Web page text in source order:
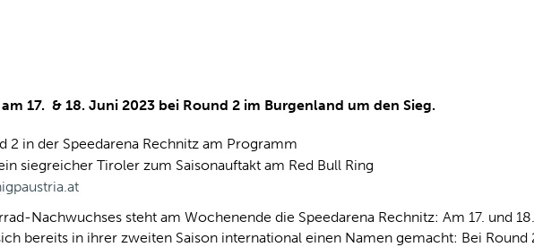
17. & 18. Juni 2023 bei Round 2 im Burgenland um den Sieg.
2 in der Speedarena Rechnitz am Programm
siegreicher Tiroler zum Saisonauftakt am Red Bull Ring
Nachwuchses steht am Wochenende die Speedarena Rechnitz: Am 17. und
bereits in ihrer zweiten Saison international einen Namen gemacht: Bei Round